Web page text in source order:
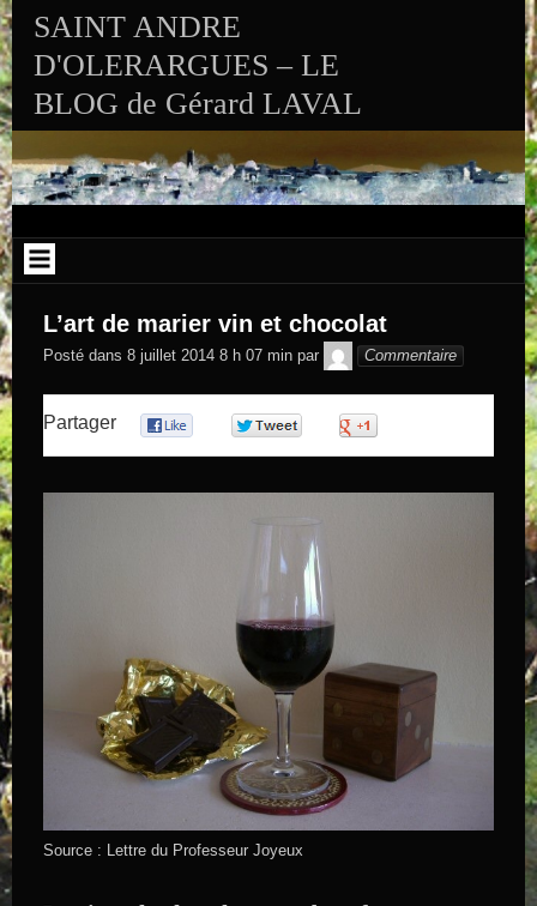
SAINT ANDRE
D'OLERARGUES – LE
BLOG de Gérard LAVAL
L’art de marier vin et chocolat
Posté dans 8 juillet 2014 8 h 07 min par
GEGE DE
SAINTAND
Commentaire
Partager
Source : Lettre du Professeur Joyeux